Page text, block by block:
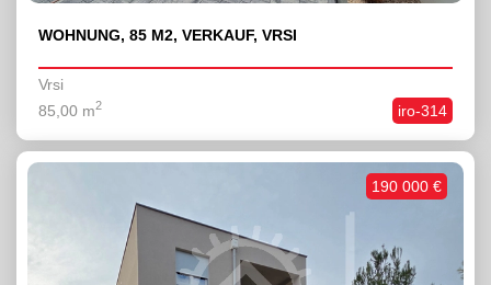
WOHNUNG, 85 M2, VERKAUF, VRSI
Vrsi
iro-314
85,00 m2
190 000 €